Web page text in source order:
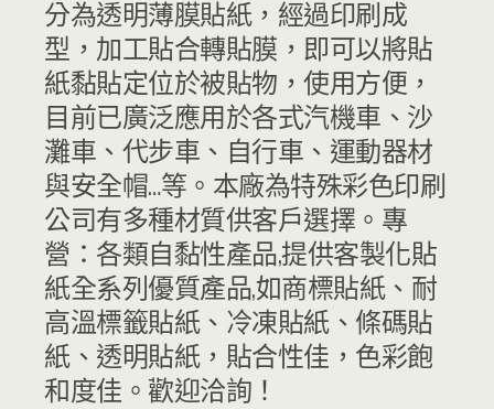
分為透明薄膜貼紙，經過印刷成
型，加工貼合轉貼膜，即可以將貼
紙黏貼定位於被貼物，使用方便，
目前已廣泛應用於各式汽機車、沙
灘車、代步車、自行車、運動器材
與安全帽…等。本廠為特殊彩色印刷
公司有多種材質供客戶選擇。專
營：各類自黏性產品,提供客製化貼
紙全系列優質產品,如商標貼紙、耐
高溫標籤貼紙、冷凍貼紙、條碼貼
紙、透明貼紙，貼合性佳，色彩飽
和度佳。歡迎洽詢！